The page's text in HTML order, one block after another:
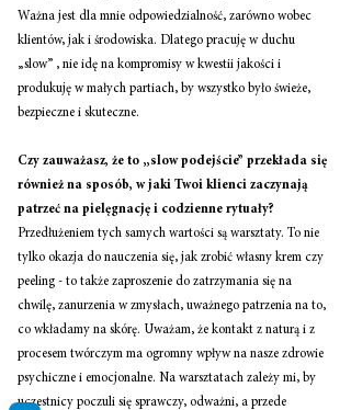
Ważna jest dla mnie odpowiedzialność, zarówno wobec
klientów, jak i środowiska. Dlatego pracuję w duchu
„slow” , nie idę na kompromisy w kwestii jakości i
produkuję w małych partiach, by wszystko było świeże,
bezpieczne i skuteczne.
Czy zauważasz, że to „slow podejście” przekłada się
również na sposób, w jaki Twoi klienci zaczynają
patrzeć na pielęgnację i codzienne rytuały?
Przedłużeniem tych samych wartości są warsztaty. To nie
tylko okazja do nauczenia się, jak zrobić własny krem czy
peeling - to także zaproszenie do zatrzymania się na
chwilę, zanurzenia w zmysłach, uważnego patrzenia na to,
co wkładamy na skórę. Uważam, że kontakt z naturą i z
procesem twórczym ma ogromny wpływ na nasze zdrowie
psychiczne i emocjonalne. Na warsztatach zależy mi, by
uczestnicy poczuli się sprawczy, odważni, a przede